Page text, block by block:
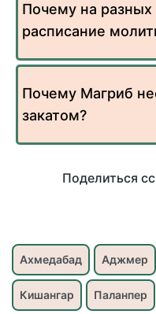
Почему на разных
расписание
Почему Магриб
закатом?
Поделиться
Ахмедабад Аджмер
Кишангар Паланпер